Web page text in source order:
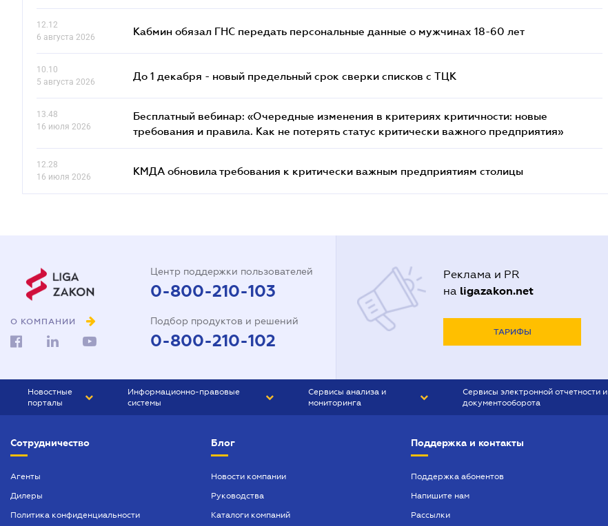
12.12
6 августа 2026
Кабмин обязал ГНС передать персональные данные о мужчинах 18-60 лет
10.10
5 августа 2026
До 1 декабря - новый предельный срок сверки списков c ТЦК
13.48
16 июля 2026
Бесплатный вебинар: «Очередные изменения в критериях критичности: новые
требования и правила. Как не потерять статус критически важного предприятия»
12.28
16 июля 2026
КМДА обновила требования к критически важным предприятиям столицы
О КОМПАНИИ
Центр поддержки пользователей
0-800-210-103
Подбор продуктов и решений
0-800-210-102
Реклама и PR
на ligazakon.net
ТАРИФЫ
Новостные
порталы
БИЗНЕС
Информационно-правовые
системы
БУХГАЛТЕР ПРОФ
ЮРИСТ ПРОФ
Сервисы анализа и
мониторинга
Сервисы электронной отчетности и
документооборота
Сотрудничество
Агенты
Дилеры
Политика конфиденциальности
Блог
Новости компании
Руководства
Каталоги компаний
Поддержка и контакты
Поддержка абонентов
Напишите нам
Рассылки